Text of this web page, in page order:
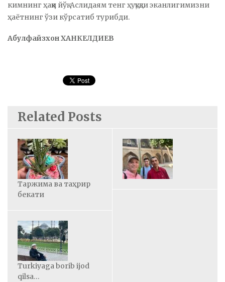
кимнинг ҳаққи йўқ. Аслидаям тенг ҳуқуқли эканлигимизни
ҳаётнинг ўзи кўрсатиб турибди.
Абулфайзхон ХАНКЕЛДИЕВ
Related Posts
Таржима ва таҳрир
бекати
Turkiyaga borib ijod
qilsa…